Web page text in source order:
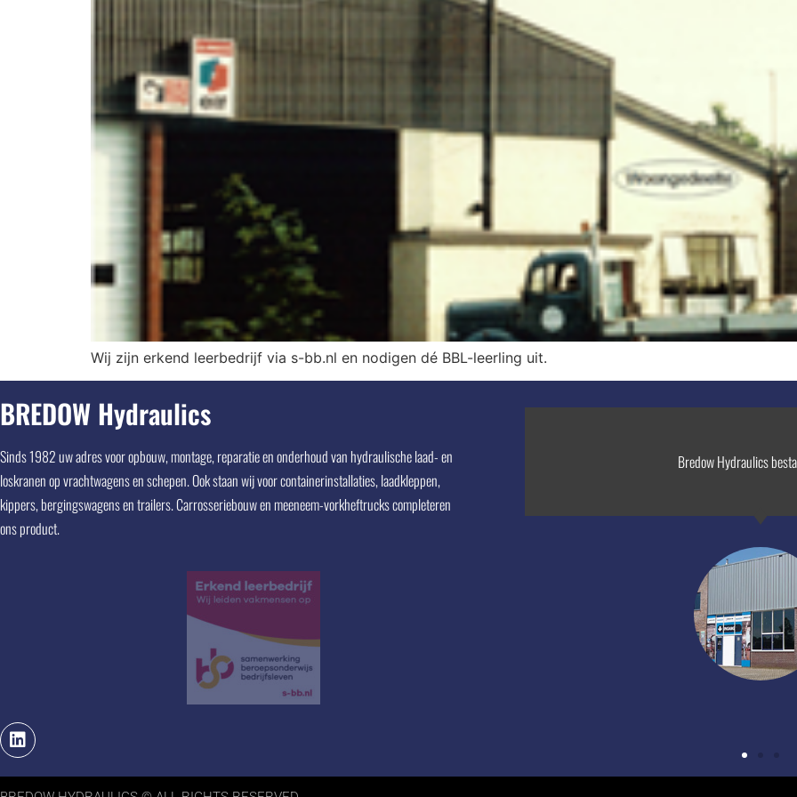
Wij zijn erkend leerbedrijf via s-bb.nl en nodigen dé BBL-leerling uit.
BREDOW Hydraulics
Sinds 1982 uw adres voor opbouw, montage, reparatie en onderhoud van hydraulische laad- en
loskranen op vrachtwagens en schepen. Ook staan wij voor containerinstallaties, laadkleppen,
kippers, bergingswagens en trailers. Carrosseriebouw en meeneem-vorkheftrucks completeren
ons product.
Voor onderhoud keuring en nieuw zijn uw arbeidsmiddelen bij Bredow Hydraulics
in goede handen
Bredow Hydraulics